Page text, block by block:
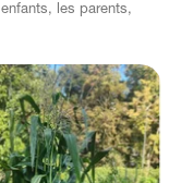
les parents,